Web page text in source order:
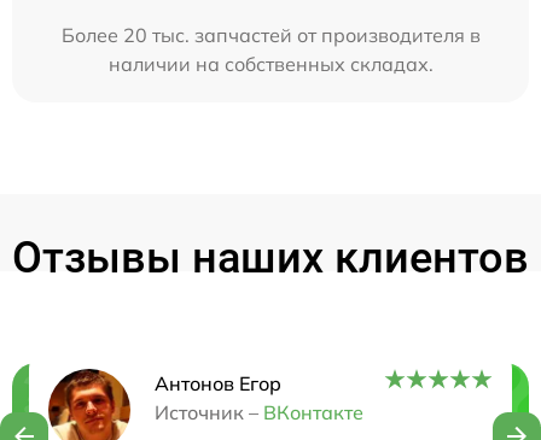
Более 20 тыс. запчастей от производителя в
наличии на собственных складах.
Отзывы наших клиентов
Антонов Егор
Источник – ВКонтакте
Нужна консультация?